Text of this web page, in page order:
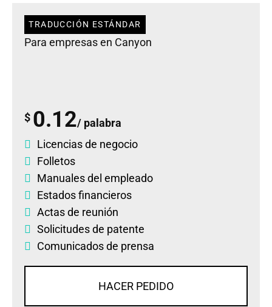
TRADUCCIÓN ESTÁNDAR
Para empresas en Canyon
$ 0.12/ palabra
Licencias de negocio
Folletos
Manuales del empleado
Estados financieros
Actas de reunión
Solicitudes de patente
Comunicados de prensa
HACER PEDIDO